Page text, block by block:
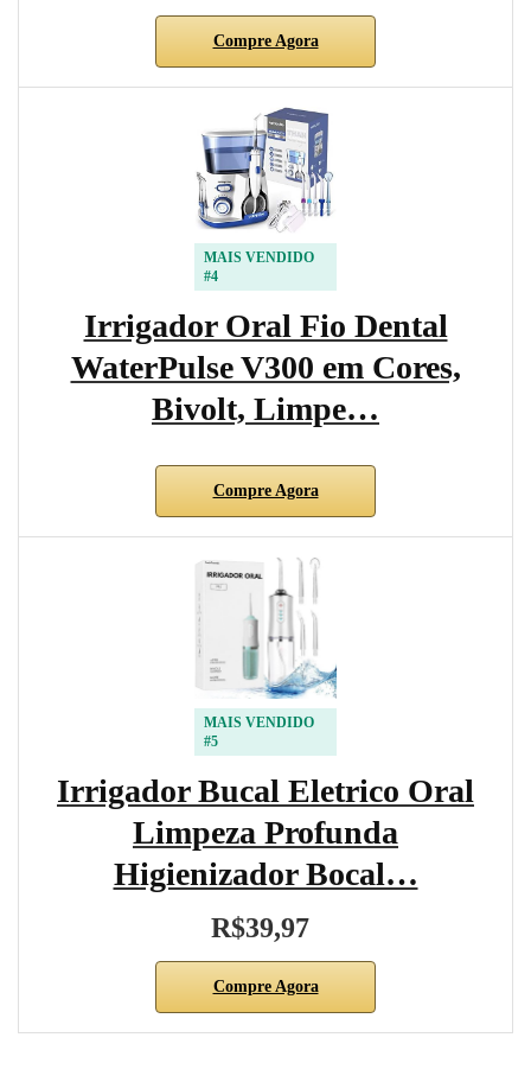
Compre Agora
MAIS VENDIDO
#4
Irrigador Oral Fio Dental
WaterPulse V300 em Cores,
Bivolt, Limpe…
Compre Agora
MAIS VENDIDO
#5
Irrigador Bucal Eletrico Oral
Limpeza Profunda
Higienizador Bocal…
R$39,97
Compre Agora